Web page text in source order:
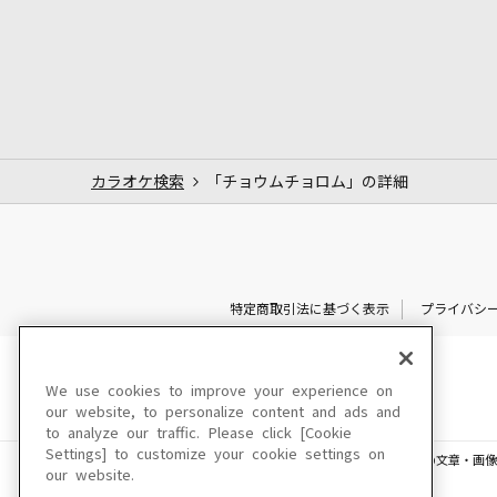
カラオケ検索 「チョウムチョロム」の詳細
特定商取引法に基づく表示 プライバシ
このサイトに掲載されている一切の文章・画
We use cookies to improve your experience on
our website, to personalize content and ads and
to analyze our traffic. Please click [Cookie
Settings] to customize your cookie settings on
our website.